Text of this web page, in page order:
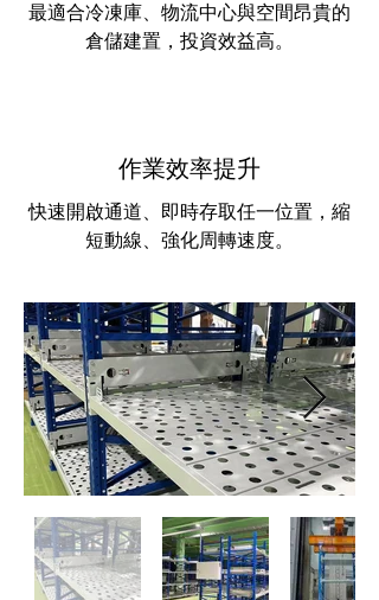
最適合冷凍庫、物流中心與空間昂貴的
倉儲建置，投資效益高。
作業效率提升
快速開啟通道、即時存取任一位置，縮
短動線、強化周轉速度。